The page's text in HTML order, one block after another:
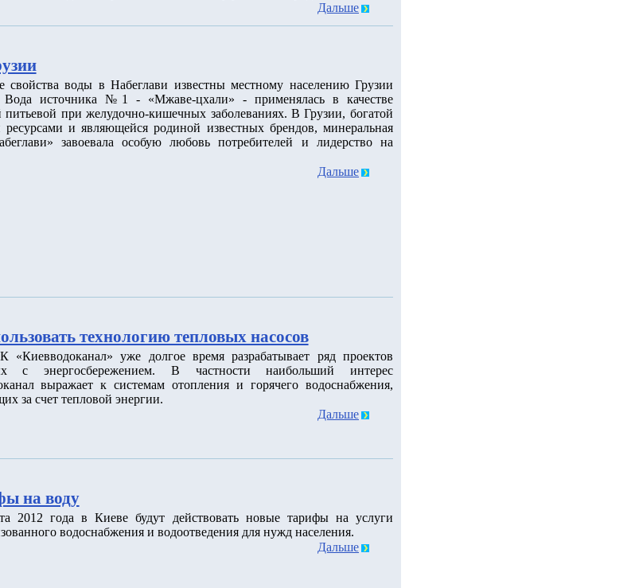
Дальше
свойства воды в Набеглави известны местному населению Грузии
Вода источника №1 - «Мжаве-цхали» - применялась в качестве
питьевой при желудочно-кишечных заболеваниях. В Грузии, богатой
и являющейся родиной известных брендов, минеральная
завоевала особую любовь потребителей и лидерство на
Дальше
технологию тепловых насосов
уже долгое время разрабатывает ряд проектов
с энергосбережением. В частности наибольший интерес
выражает к системам отопления и горячего водоснабжения,
за счет тепловой энергии.
Дальше
на воду
2012 года в Киеве будут действовать новые тарифы на услуги
водоснабжения и водоотведения для нужд населения.
Дальше